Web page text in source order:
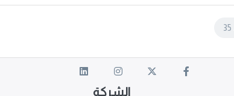
35
الشركة